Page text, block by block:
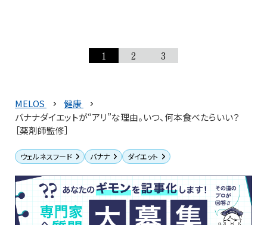
1 2 3
MELOS
健康
バナナダイエットが“アリ”な理由。いつ、何本食べたらいい？
［薬剤師監修］
ウェルネスフード バナナ ダイエット